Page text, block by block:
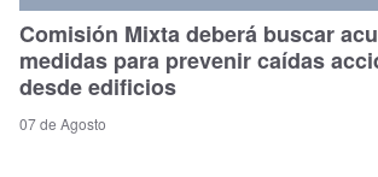
Comisión Mixta deberá buscar
medidas para prevenir caídas
desde edificios
07 de Agosto